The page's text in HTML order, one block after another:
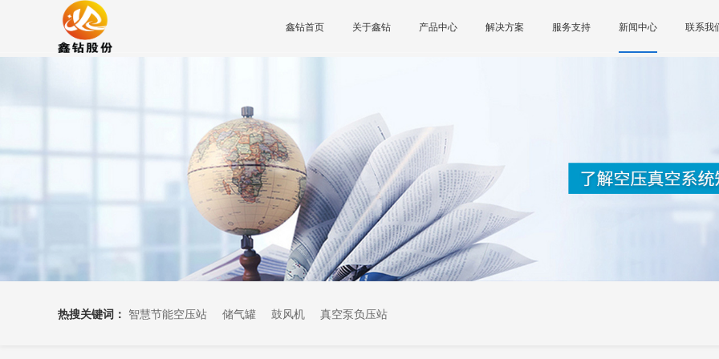
鑫钻首页 关于鑫钻 产品中心 解决方案 服务支持 新闻中心 联系我
热搜关键词： 智慧节能空压站 储气罐 鼓风机 真空泵负压站